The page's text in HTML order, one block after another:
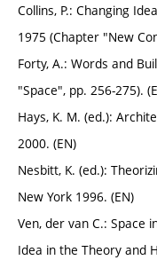
Collins, P.: Changing
1975 (Chapter "New
Forty, A.: Words and
"Space", pp. 256-275).
Hays, K. M. (ed.):
2000. (EN)
Nesbitt, K. (ed.):
New York 1996. (EN)
Ven, der van C.: Space
Idea in the Theory and